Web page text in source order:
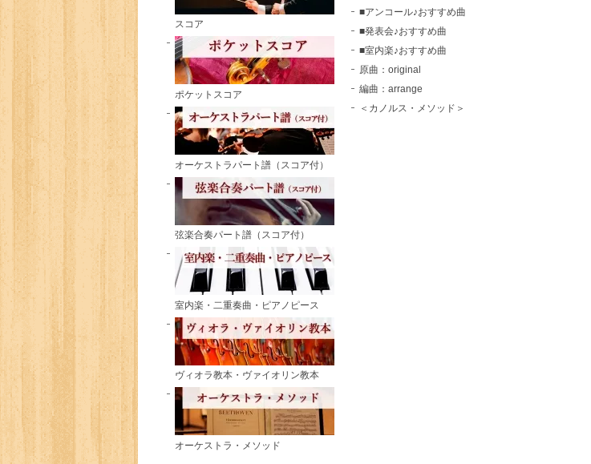
スコア
ポケットスコア
オーケストラパート譜（スコア付）
弦楽合奏パート譜（スコア付）
室内楽・二重奏曲・ピアノピース
ヴィオラ教本・ヴァイオリン教本
オーケストラ・メソッド
■アンコール♪おすすめ曲
■発表会♪おすすめ曲
■室内楽♪おすすめ曲
原曲：original
編曲：arrange
＜カノルス・メソッド＞